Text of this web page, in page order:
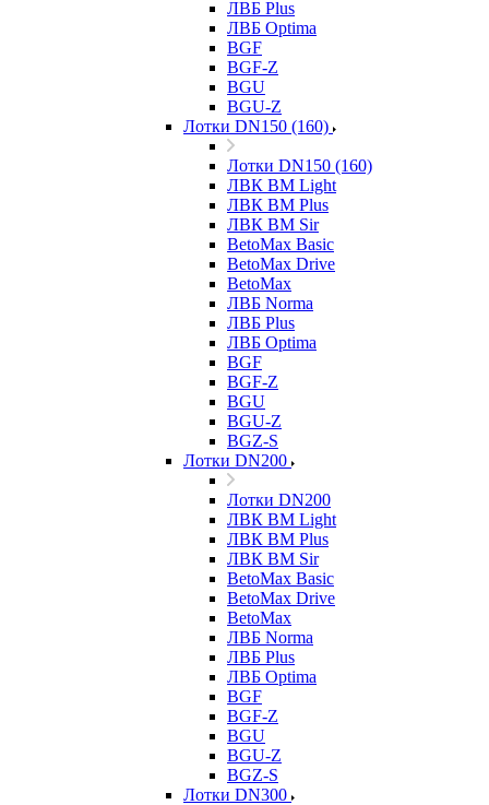
ЛВБ Plus
ЛВБ Optima
BGF
BGF-Z
BGU
BGU-Z
Лотки DN150 (160)
Лотки DN150 (160)
ЛВК ВМ Light
ЛВК ВМ Plus
ЛВК ВМ Sir
BetoMax Basic
BetoMax Drive
BetoMax
ЛВБ Norma
ЛВБ Plus
ЛВБ Optima
BGF
BGF-Z
BGU
BGU-Z
BGZ-S
Лотки DN200
Лотки DN200
ЛВК ВМ Light
ЛВК ВМ Plus
ЛВК ВМ Sir
BetoMax Basic
BetoMax Drive
BetoMax
ЛВБ Norma
ЛВБ Plus
ЛВБ Optima
BGF
BGF-Z
BGU
BGU-Z
BGZ-S
Лотки DN300